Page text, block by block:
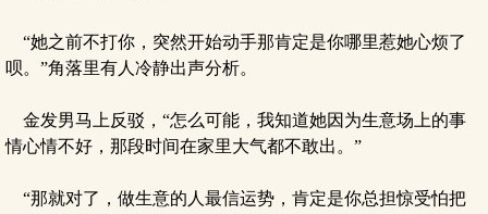
“她之前不打你，突然开始动手那肯定是你哪里惹她心烦了
呗。”角落里有人冷静出声分析。
金发男马上反驳，“怎么可能，我知道她因为生意场上的事
情心情不好，那段时间在家里大气都不敢出。”
“那就对了，做生意的人最信运势，肯定是你总担惊受怕把